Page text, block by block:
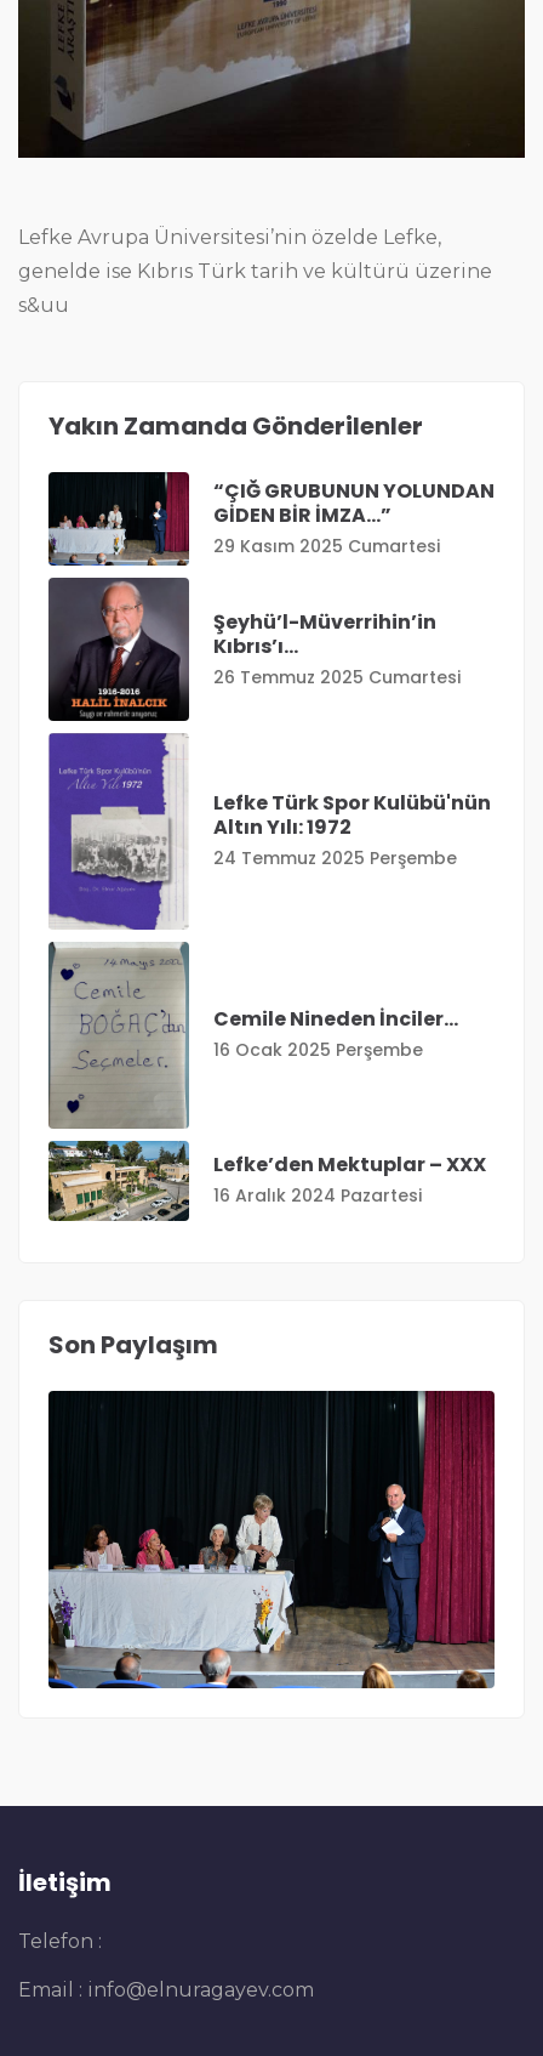
Lefke Avrupa Üniversitesi’nin özelde Lefke,
genelde ise Kıbrıs Türk tarih ve kültürü üzerine
s&uu
Yakın Zamanda Gönderilenler
“ÇIĞ GRUBUNUN YOLUNDAN
GİDEN BİR İMZA…”
29 Kasım 2025 Cumartesi
Şeyhü’l-Müverrihin’in
Kıbrıs’ı…
26 Temmuz 2025 Cumartesi
Lefke Türk Spor Kulübü'nün
Altın Yılı: 1972
24 Temmuz 2025 Perşembe
Cemile Nineden İnciler…
16 Ocak 2025 Perşembe
Lefke’den Mektuplar – XXX
16 Aralık 2024 Pazartesi
Son Paylaşım
İletişim
Telefon :
Email : info@elnuragayev.com